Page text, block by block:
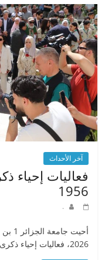
آخر الأحداث
1956
.
2026، فعاليات إحياء ذكرى عيد الطالب 19 ماي